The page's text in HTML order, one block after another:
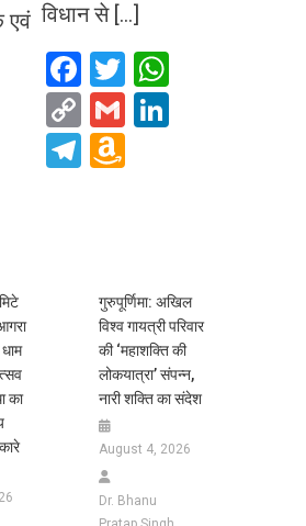
एवं
WhatsApp
विधान से […]
Facebook
Twitter
Copy
Link
Gmail
Telegram
का
गुरुपूर्णिमा: अखिल
विश्व गायत्री परिवार
की ‘महाशक्ति की
लोकयात्रा’ संपन्न,
नारी शक्ति का संदेश
August 4, 2026
Dr. Bhanu